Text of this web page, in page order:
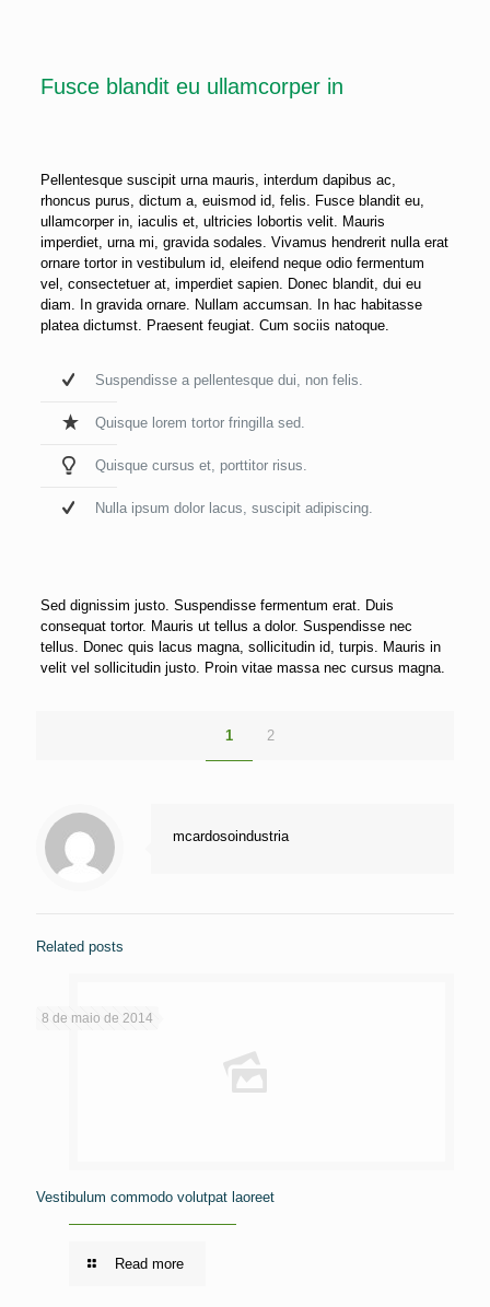
Fusce blandit eu ullamcorper in
Pellentesque suscipit urna mauris, interdum dapibus ac,
rhoncus purus, dictum a, euismod id, felis. Fusce blandit eu,
ullamcorper in, iaculis et, ultricies lobortis velit. Mauris
imperdiet, urna mi, gravida sodales. Vivamus hendrerit nulla erat
ornare tortor in vestibulum id, eleifend neque odio fermentum
vel, consectetuer at, imperdiet sapien. Donec blandit, dui eu
diam. In gravida ornare. Nullam accumsan. In hac habitasse
platea dictumst. Praesent feugiat. Cum sociis natoque.
Suspendisse a pellentesque dui, non felis.
Quisque lorem tortor fringilla sed.
Quisque cursus et, porttitor risus.
Nulla ipsum dolor lacus, suscipit adipiscing.
Sed dignissim justo. Suspendisse fermentum erat. Duis
consequat tortor. Mauris ut tellus a dolor. Suspendisse nec
tellus. Donec quis lacus magna, sollicitudin id, turpis. Mauris in
velit vel sollicitudin justo. Proin vitae massa nec cursus magna.
1 2
mcardosoindustria
Related posts
8 de maio de 2014
Vestibulum commodo volutpat laoreet
Read more